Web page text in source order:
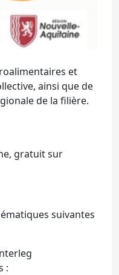
et
ainsi que de
de la filière.
gratuit sur
suivantes
: